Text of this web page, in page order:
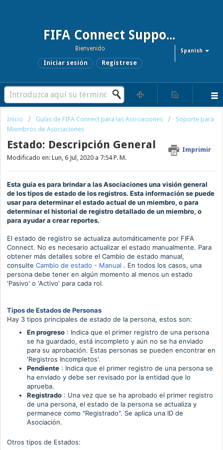
FIFA Connect Support and FCMS Support
Spanish
Bienvenido
Iniciar sesión Regístrese
Inicio Guías de FIFA Connect para las Asociaciones
Soporte para
Miembros de Asociaciones
Estado: Descripción General
Imprimir
Modificado en: Lun, 6 Jul, 2020 a 7:54 P. M.
Esta guía es para brindar a las Asociacionesuna visión general
de los tipos de estado de los registros. Esta información se puede
usar para determinar el estado actual de un miembro, o para
determinar el historial de registro detallado de un miembro, o
para ayudar a crear reportes.
El estado de registro se actualiza automáticamente por FIFA
Connect. No es necesario actualizar el estado manualmente. Para
obtener más detalles sobre el Cambio de estado manual,
consulte Cambio de estado - Manual . En todos los casos, una
persona debe tener en algún momento al menos un estado
'Pasivo' o 'Activo' para cada rol.
Tipos de Estados de Personas
Hay 3 tipos principales de estado de la persona, estos son:
En progreso : Indica que el primer registro de una persona
se ha guardado, está incompleto y aún no se ha enviado
para su aprobación. Estas personas se pueden encontrar en
'Registros Incompletos'.
Pendiente : Indica que el primer registro de una persona se
ha enviado y debe ser revisado por la entidad que lo
aprueba.
Registrado : Una vez que se ha aprobado el primer registro
de una persona, el estado de la persona se actualiza y
permanece como "Registrado". Se aplica una ID de
Asociación.
Otros tipos de Estados: